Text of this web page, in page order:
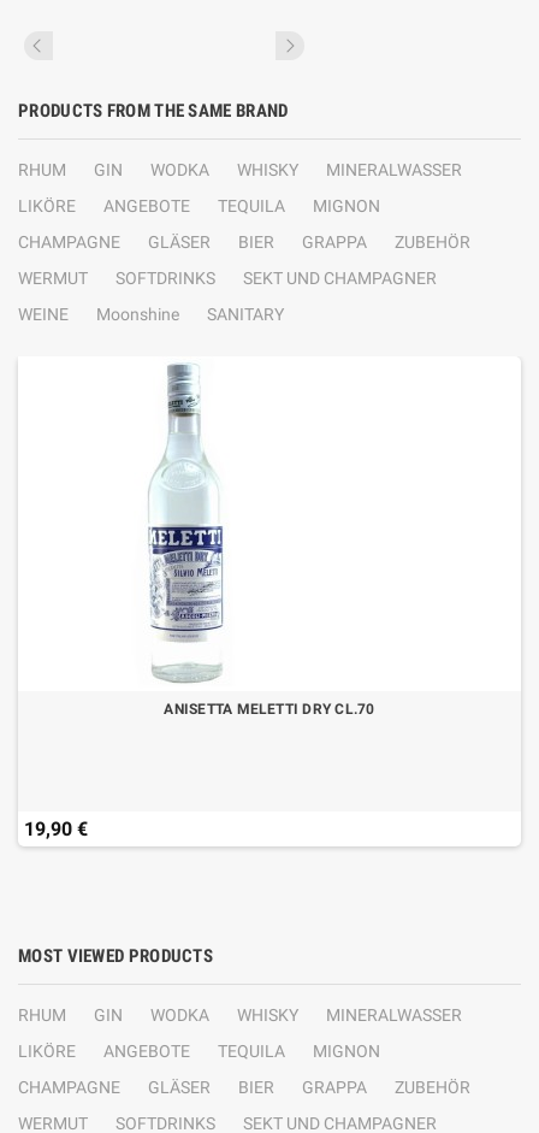
PRODUCTS FROM THE SAME BRAND
RHUM GIN WODKA WHISKY
MINERALWASSER
LIKÖRE
ANGEBOTE TEQUILA
MIGNON
CHAMPAGNE
GLÄSER BIER GRAPPA
ZUBEHÖR
WERMUT
SOFTDRINKS
SEKT UND CHAMPAGNER
WEINE
Moonshine SANITARY
ANISETTA MELETTI DRY CL.70
19,90 €
MOST VIEWED PRODUCTS
RHUM GIN WODKA WHISKY
MINERALWASSER
LIKÖRE
ANGEBOTE TEQUILA
MIGNON
CHAMPAGNE
GLÄSER BIER GRAPPA
ZUBEHÖR
WERMUT
SOFTDRINKS SEKT UND CHAMPAGNER